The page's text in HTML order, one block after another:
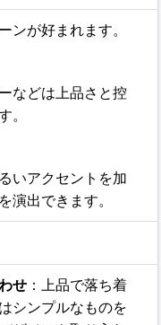
ンが好まれます。
などは上品さと控
。
いアクセントを加
演出できます。
せ ：上品で落ち着
シンプルなものを